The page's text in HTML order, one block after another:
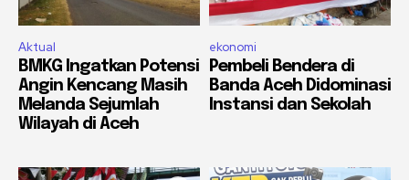
Aktual
BMKG Ingatkan Potensi
Angin Kencang Masih
Melanda Sejumlah
Wilayah di Aceh
ekonomi
Pembeli Bendera di
Banda Aceh Didominasi
Instansi dan Sekolah